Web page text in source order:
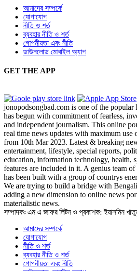
আমাদের সম্পর্কে
যোগাযোগ
নীতি ও শর্ত
ব্যবহার নীতি ও শর্ত
গোপনীয়তা এবং নীতি
ডাউনলোড মোবাইল অ্যাপ
GET THE APP
jonopodsongbad.com is one of the
has begun with commitment of fearless,
and independent journalism. This online
real time news updates with maximum use
from 10th Mar 2023. Latest & breaking
entertainment, lifestyle, special reports,
education, information technology, health,
features are included in it. A genius team
has been built with a group of countrys
We are trying to build a bridge with
adding a new dimension to online news
materialistic news.
সম্পাদকঃ এম এ জাফর লিটন ও প্রকাশক: ইয়াসমিন
আমাদের সম্পর্কে
যোগাযোগ
নীতি ও শর্ত
ব্যবহার নীতি ও শর্ত
গোপনীয়তা এবং নীতি